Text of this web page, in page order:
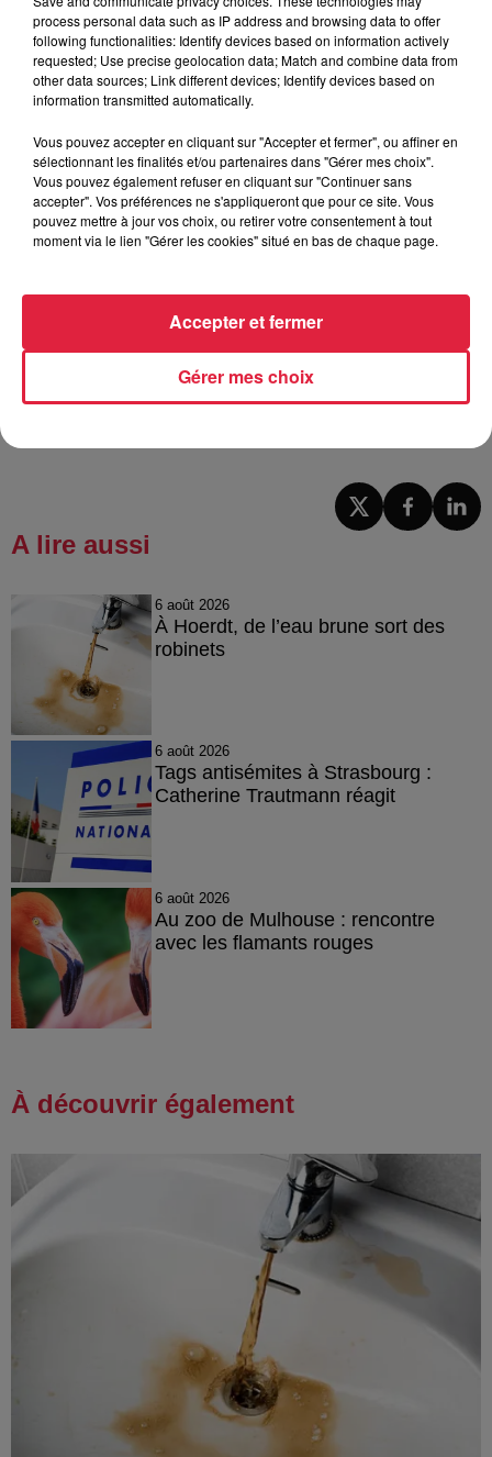
que soit le secteur de jeu concerné. Passes, possession,
centres, kilomètres parcourus... Si l'on compile un peu tout,
le Racing fait partie du ventre mou du championnat. Alors
pourquoi 19e ? Le simple facteur (mal)chance ? Ce qui
un supplément d'agressivitédans les prochaines
semaines. Parce que chaque point, désormais, va valoir
cher.
>Adrien Thomasson surprend un jeune fan du Racing
Publié : 3 janvier 2023 à 12h20 - Modifié : 5 janvier 2023 à
A lire aussi
6 août 2026
À Hoerdt, de l’eau brune sort des
robinets
6 août 2026
Tags antisémites à Strasbourg :
Catherine Trautmann réagit
6 août 2026
Au zoo de Mulhouse : rencontre
avec les flamants rouges
À découvrir également
process personal data such as IP address and browsing data to offer
following functionalities: Identify devices based on information actively
requested; Use precise geolocation data; Match and combine data from
other data sources; Link different devices; Identify devices based on
information transmitted automatically.
Vous pouvez accepter en cliquant sur "Accepter et fermer", ou affiner en
sélectionnant les finalités et/ou partenaires dans "Gérer mes choix".
Vous pouvez également refuser en cliquant sur "Continuer sans
accepter". Vos préférences ne s'appliqueront que pour ce site. Vous
pouvez mettre à jour vos choix, ou retirer votre consentement à tout
moment via le lien "Gérer les cookies" situé en bas de chaque page.
Gérer mes choix
Accepter et fermer